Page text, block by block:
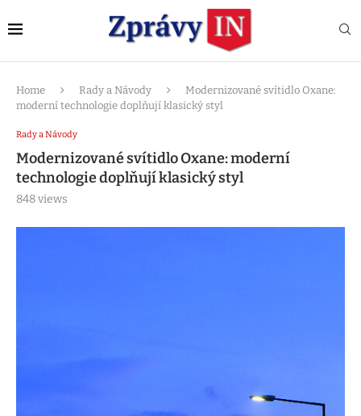
Home Rady a Návody
Modernizované svítidlo Oxane:
moderní technologie doplňují klasický styl
Rady a Návody
Modernizované svítidlo Oxane: moderní
technologie doplňují klasický styl
848views